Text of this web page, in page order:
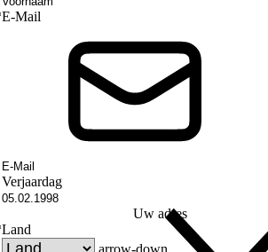
E-Mail
Verjaardag
Uw adres
Land
arrow-down